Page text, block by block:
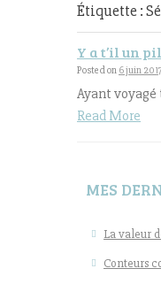
Étiquette :
Y a t’il un
Posted on 6 juin
Ayant
Read More
MES
La valeur
Conteurs